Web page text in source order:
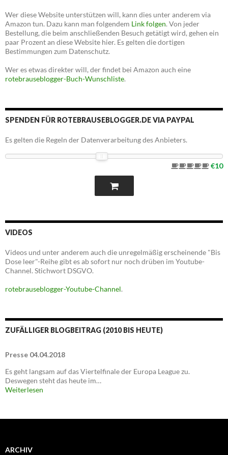
Wer diese Website unterstützen will, kann dies unter anderem via
Amazon tun. Dazu kann man folgendem Link folgen. Von jeder
Bestellung, die beim anschließenden Besuch getätigt wird, gehen ein
paar Prozent an diese Website hier. Es gelten die dortigen
Bestimmungen zum Datenschutz.
Wer es etwas direkter will, der findet bei Amazon auch eine
rotebrauseblogger-Buch-Wunschliste.
SPENDEN FÜR ROTEBRAUSEBLOGGER.DE VIA PAYPAL
Es gelten die Regeln der Datenverarbeitung des Anbieters.
€10
VIDEOS
Videos und unter anderem auch die unregelmäßig erscheinende "Bis
Dose leer"-Reihe gibt es ab sofort nur noch drüben im Youtube-
Channel. Stichwort DSGVO.
rotebrauseblogger-Youtube-Channel.
ZUFÄLLIGER BLOGBEITRAG (2010 BIS HEUTE)
Presse 04.04.2018
Es geht langsam auf das Viertelfinale der Europa League zu.
Deswegen steht das heute im…
Weiterlesen
ARCHIV